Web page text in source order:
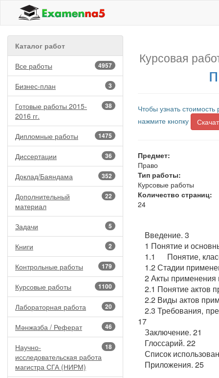
Каталог работ
4957
Все работы
3
Бизнес-план
38
Готовые работы 2015-
2016 гг.
1475
Дипломные работы
36
Диссертации
352
Доклад/Баяндама
22
Дополнительный
материал
5
Задачи
2
Книги
179
Контрольные работы
1100
Курсовые работы
20
Лабораторная работа
46
Мәнжазба / Реферат
18
Научно-
исследовательская работа
магистра СГА (НИРМ)
Курсовая
Чтобы узнать
нажмите кнопку
Предмет:
Право
Тип работы:
Курсовые работы
Количество страниц:
24
Введение. 3
1 Понятие и
1.1 Понятие,
1.2 Стадии
2 Акты применения
2.1 Понятие актов
2.2 Виды актов
2.3 Требования,
17
Заключение. 21
Глоссарий. 22
Список
Приложения. 25